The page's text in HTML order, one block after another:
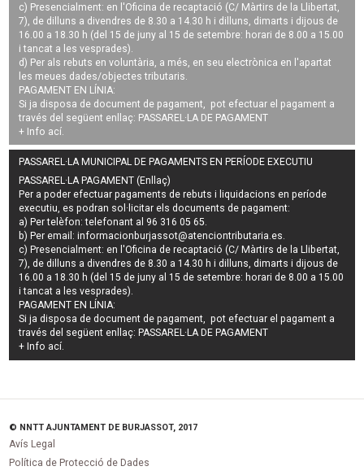
c) Presencialment: en l'Oficina de recaptació (C/ Màrtirs de la Llibertat,
7), de dilluns a divendres de 8.30 a 14.30 h i dilluns, dimarts i dijous de
16.00 a 18.30 h (del 15 de juny al 15 de setembre: horari de 8.00 a 15.00
i tancat a les vesprades).
d) Per als rebuts en voluntària, a més, en seu electrònica en l'apartat
les meues dades/objectes tributaris.
PAGAMENT EN LÍNIA:
Si ja disposa de document de pagament, pot efectuar el pagament a
través del següent enllaç: PASSAREL·LA DE PAGAMENT
+ Info ací.
PASSAREL·LA MUNICIPAL DE PAGAMENTS EN PERÍODE EXECUTIU
PASSAREL·LA PAGAMENT (Enllaç)
Per a poder efectuar pagaments derebuts i liquidacions en període
executiu, es podran sol·licitar els documents de pagament:
a) Per telèfon: telefonant al 96 316 05 65.
b) Per email:informacionburjassot@atenciontributaria.es.
c) Presencialment: en l'Oficina de recaptació (C/ Màrtirs de la Llibertat,
7), de dilluns a divendres de 8.30 a 14.30 h i dilluns, dimarts i dijous de
16.00 a 18.30 h (del 15 de juny al 15 de setembre: horari de 8.00 a 15.00
i tancat a les vesprades).
PAGAMENT EN LÍNIA:
Si ja disposa de document de pagament, pot efectuar el pagament a
través del següent enllaç: PASSAREL·LA DE PAGAMENT
+ Info ací.
© NNTT AJUNTAMENT DE BURJASSOT, 2017
Avís Legal
Política de Protecció de Dades